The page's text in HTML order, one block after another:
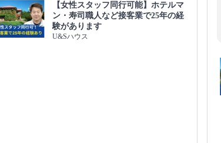
【女性スタッフ同行可能】ホテルマ
ン・寿司職人など接客業で25年の経
験があります
U&Sハウス